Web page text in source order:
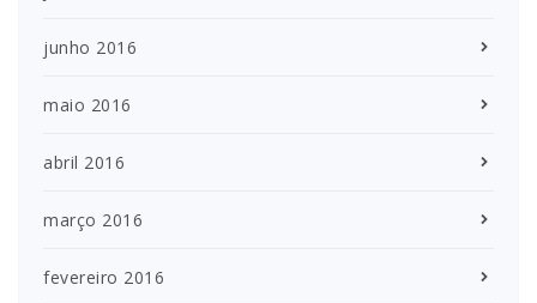
junho 2016
maio 2016
abril 2016
março 2016
fevereiro 2016